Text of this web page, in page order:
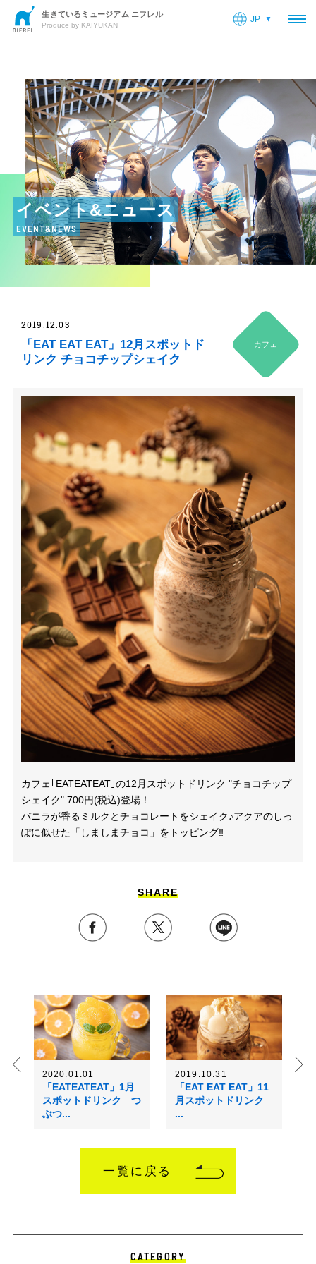
生きているミュージアム ニフレル
Produce by KAIYUKAN
JP
イベント&ニュース
EVENT&NEWS
カフェ
2019.12.03
「EAT EAT EAT」12月スポットド
リンク チョコチップシェイク
カフェ｢EATEATEAT｣の12月スポットドリンク "チョコチップ
シェイク" 700円(税込)登場！
バニラが香るミルクとチョコレートをシェイク♪アクアのしっ
ぽに似せた「しましまチョコ」をトッピング‼️
SHARE
2020.01.01
「EATEATEAT」1月
スポットドリンク つ
ぶつ...
2019.10.31
「EAT EAT EAT」11
月スポットドリンク
...
一覧に戻る
CATEGORY